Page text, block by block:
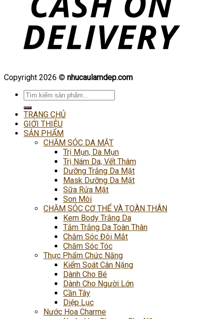
Copyright 2026 © nhucaulamdep.com
Tìm
kiếm:
TRANG CHỦ
GIỚI THIỆU
SẢN PHẨM
CHĂM SÓC DA MẶT
Trị Mụn, Da Mụn
Trị Nám Da, Vết Thâm
Dưỡng Trắng Da Mặt
Mask Dưỡng Da Mặt
Sữa Rửa Mặt
Son Môi
CHĂM SÓC CƠ THỂ VÀ TOÀN THÂN
Kem Body Trắng Da
Tắm Trắng Da Toàn Thân
Chăm Sóc Đôi Mắt
Chăm Sóc Tóc
Thực Phẩm Chức Năng
Kiểm Soát Cân Nặng
Dành Cho Bé
Dành Cho Người Lớn
Cần Tây
Diệp Lục
Nước Hoa Charme